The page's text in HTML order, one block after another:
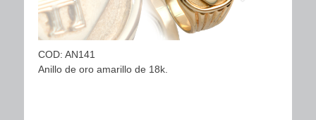
COD: AN141
Anillo de oro amarillo de 18k.